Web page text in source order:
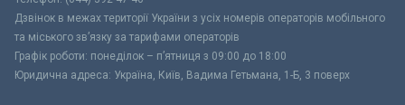
Дзвінок в межах території України з усіх номерів операторів мобільного
та міського зв’язку за тарифами операторів
Графік роботи: понеділок – п’ятниця з 09:00 до 18:00
Юридична адреса: Україна, Київ, Вадима Гетьмана, 1-Б, 3 поверх